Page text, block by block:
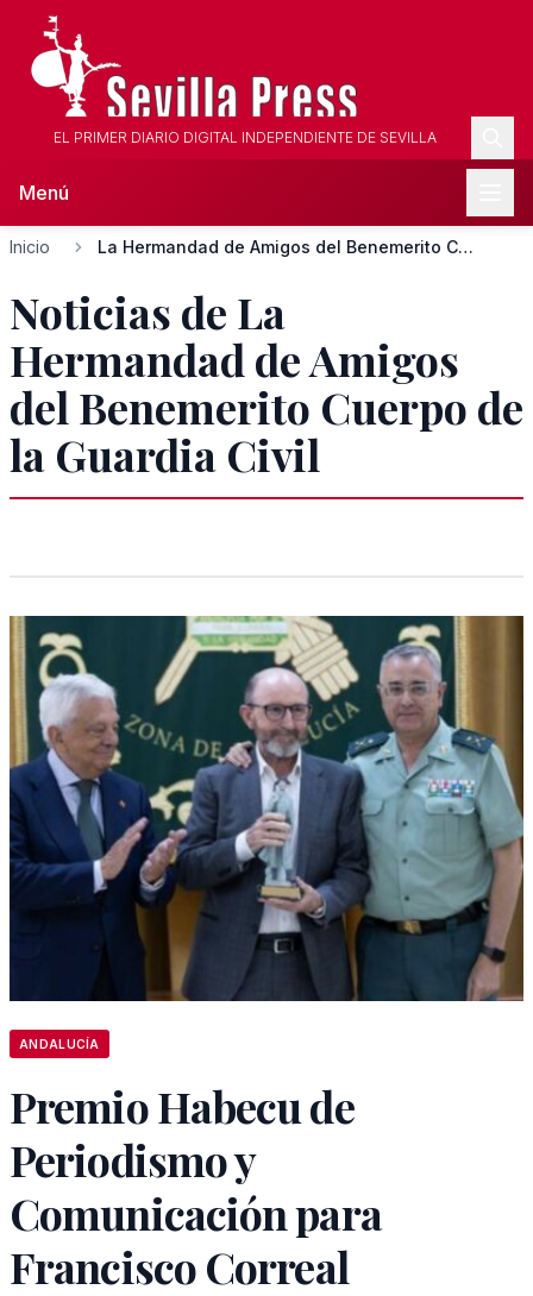
EL PRIMER DIARIO DIGITAL INDEPENDIENTE DE SEVILLA
Menú
Inicio La Hermandad de Amigos del Benemerito Cuerpo de la Guardia C...
Noticias de La
Hermandad de Amigos
del Benemerito Cuerpo de
la Guardia Civil
ANDALUCÍA
Premio Habecu de
Periodismo y
Comunicación para
Francisco Correal